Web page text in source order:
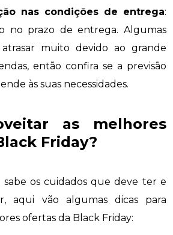
nas condições de entrega:
no prazo de entrega. Algumas
atrasar muito devido ao grande
então confira se a previsão
às suas necessidades.
as melhores
Friday?
os cuidados que deve ter e
aqui vão algumas dicas para
ofertas da Black Friday: